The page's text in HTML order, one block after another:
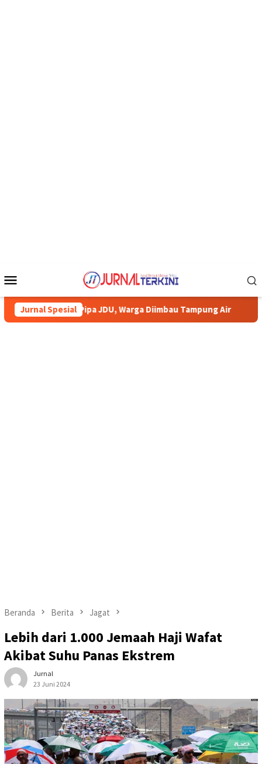
Mobile
Jurnal Spesial
Warga Diimbau Tampung Air Pemkab Karimun
Beranda Berita Jagat
Lebih dari 1.000 Jemaah Haji Wafat
Akibat Suhu Panas Ekstrem
Jurnal
23 Juni 2024